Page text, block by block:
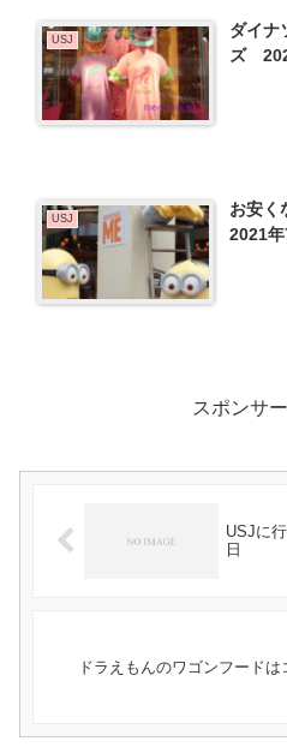
USJ
ダイナ
ズ
USJ
お安く
2021年
スポンサ
USJに
日
ドラえもんのワゴンフードは